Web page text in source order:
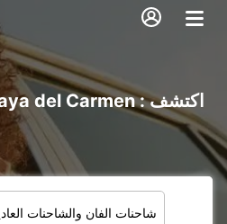
شاحنات الفان والشاحنات